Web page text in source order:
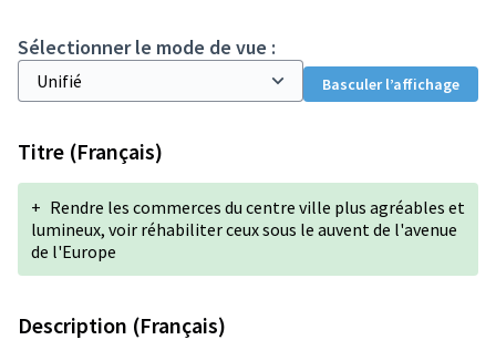
Sélectionner le mode de vue :
Basculer l’affichage
Titre (Français)
+ Rendre les commerces du centre ville plus agréables et
lumineux, voir réhabiliter ceux sous le auvent de l'avenue
de l'Europe
Description (Français)